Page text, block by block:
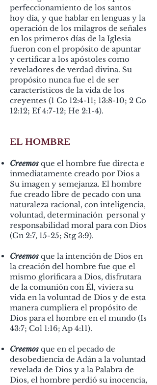
perfeccionamiento de los santos
hoy día, y que hablar en lenguas y la
operación de los milagros de señales
en los primeros días de la Iglesia
fueron con el propósito de apuntar
y certificar a los apóstoles como
reveladores de verdad divina. Su
propósito nunca fue el de ser
característicos de la vida de los
creyentes (1 Co 12:4-11; 13:8-10; 2 Co
12:12; Ef 4:7-12; He 2:1-4).
EL HOMBRE
Creemos que el hombre fue directa e
inmediatamente creado por Dios a
Su imagen y semejanza. El hombre
fue creado libre de pecado con una
naturaleza racional, con inteligencia,
voluntad, determinación personal y
responsabilidad moral para con Dios
(Gn 2:7, 15-25; Stg 3:9).
Creemos que la intención de Dios en
la creación del hombre fue que el
mismo glorificara a Dios, disfrutara
de la comunión con Él, viviera su
vida en la voluntad de Dios y de esta
manera cumpliera el propósito de
Dios para el hombre en el mundo (Is
43:7; Col 1:16; Ap 4:11).
Creemos que en el pecado de
desobediencia de Adán a la voluntad
revelada de Dios y a la Palabra de
Dios, el hombre perdió su inocencia,